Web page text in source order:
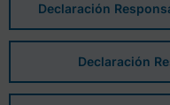
Declaración
Declaración